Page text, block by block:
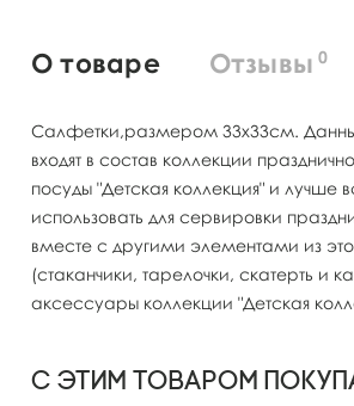
О товаре Отзывы 0
Салфетки,размером 33х33см.
входят в состав коллекции
посуды "Детская коллекция" и лучше
использовать для сервировки
вместе с другими элементами из
(стаканчики, тарелочки, скатерть и
аксессуары коллекции "Детская
С этим товаром